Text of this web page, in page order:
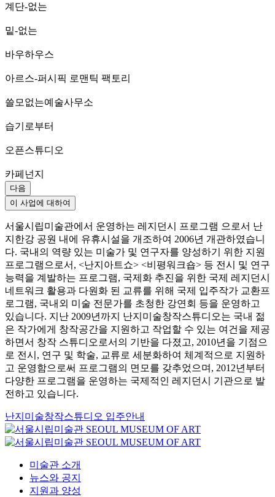
계단-없는
밑-없는
바우하우스
아르스-퍼시픽 로맨틱 팩토리
쓸모없는예술사무소
습기로부터
오픈스튜디오
카페넌지
다음
이 사업에 대하여
서울시립미술관에서 운영하는 레지던시 프로그램 으로서 난
지한강 공원 내에 유휴시설을 개조하여 2006년 개관하였습니
다. 국내의 역량 있는 미술가 및 연구자를 양성하기 위한 지원
프로그램으로서, <난지아트쇼> <비평워크숍> 등 전시 및 연구
능력을 계발하는 프로그램, 국제화 추진을 위한 국제 레지던시
네트워크 활용과 다원화 된 교류를 위해 국제 입주작가 교환프
로그램, 국내외 미술 전문가를 초청한 강연회 등을 운영하고
있습니다. 지난 2009년까지 난지미술창작스튜디오는 국내 젊
은 작가에게 창작공간을 지원하고 작업할 수 있는 여건을 제공
하면서 창작 스튜디오로서의 기반을 다졌고, 2010년을 기점으
로 전시, 연구 및 학술, 교류로 세분화하여 체계적으로 지원하
고 운영함으로써 프로그램의 면모를 갖추었으며, 2012년부터
다양한 프로그램을 운영하는 국제적인 레지던시 기관으로 발
전하고 있습니다.
난지미술창작스튜디오 입주안내
미술관 소개
뉴스와 공지
지원과 양성